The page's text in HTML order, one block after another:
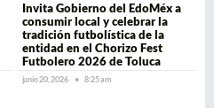
Invita Gobierno del EdoMéx a
consumir local y celebrar la
tradición futbolística de la
entidad en el Chorizo Fest
Futbolero 2026 de Toluca
junio 20, 2026 8:25 am